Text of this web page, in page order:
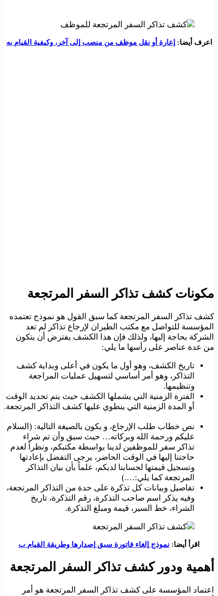
اعرف أيضا: إعارة أو نقل موظف من منصب إلى آخر، وكيفية القيام به
مكونات كشف تذاكر السفر المرتجعة
كشف تذاكر السفر المرتجعة كما سبق القول هو نموذج تعتمده
المؤسسة للتواصل مع مكتب الطيران لإرجاع تذاكر لم تعد
الشركة بحاجة إليها، ولذلك فإن هذا الكشف يفترض أن يتكون
من عدة عناصر على رأسها ما يلي:
تاريخ الكشف، وهو أول ما يكون في أعلى وبداية كشف
التذاكر، وهو أمر أساسي لتسهيل عمليات المراجعة
وتنظيمها.
الفترة الزمنية التي يشملها الكشف حيث يتم تحديد الوقت
أو المدة الزمنية التي ينطوي عليها كشف التذاكر المرتجعة.
نص خطاب طلب الإرجاع، و يكون بالصيغة التالية: (السلام
عليكم ورحمة الله وبركاته… حيث سبق وأن تم شراء
تذاكر سفر للموظفين لدينا بواسطة مكتبكم، ونظراً لعدم
حاجتنا إليها في الوقت الحاضر، يرجى التفضل بإعادتها
وتسجيل قيمتها لحسابنا لديكم، علماً بأن بيان التذاكر
المرتجعة كما يلي:….)
تفاصيل وبيانات كل تذكرة على حدة من التذاكر المرتجعة،
وفيه يذكر اسم صاحب التذكرة، رقم التذكرة، تاريخ
الشراء، خط السير، قيمة ومبلغ التذكرة.
اقرأ أيضا: نموذج إلغاء فاتورة سبق إصدارها وطريقة القيام ب
أهمية ودور كشف تذاكر السفر المرتجعة
اعتماد المؤسسة على كشف تذاكر السفر المرتجعة هو أمر